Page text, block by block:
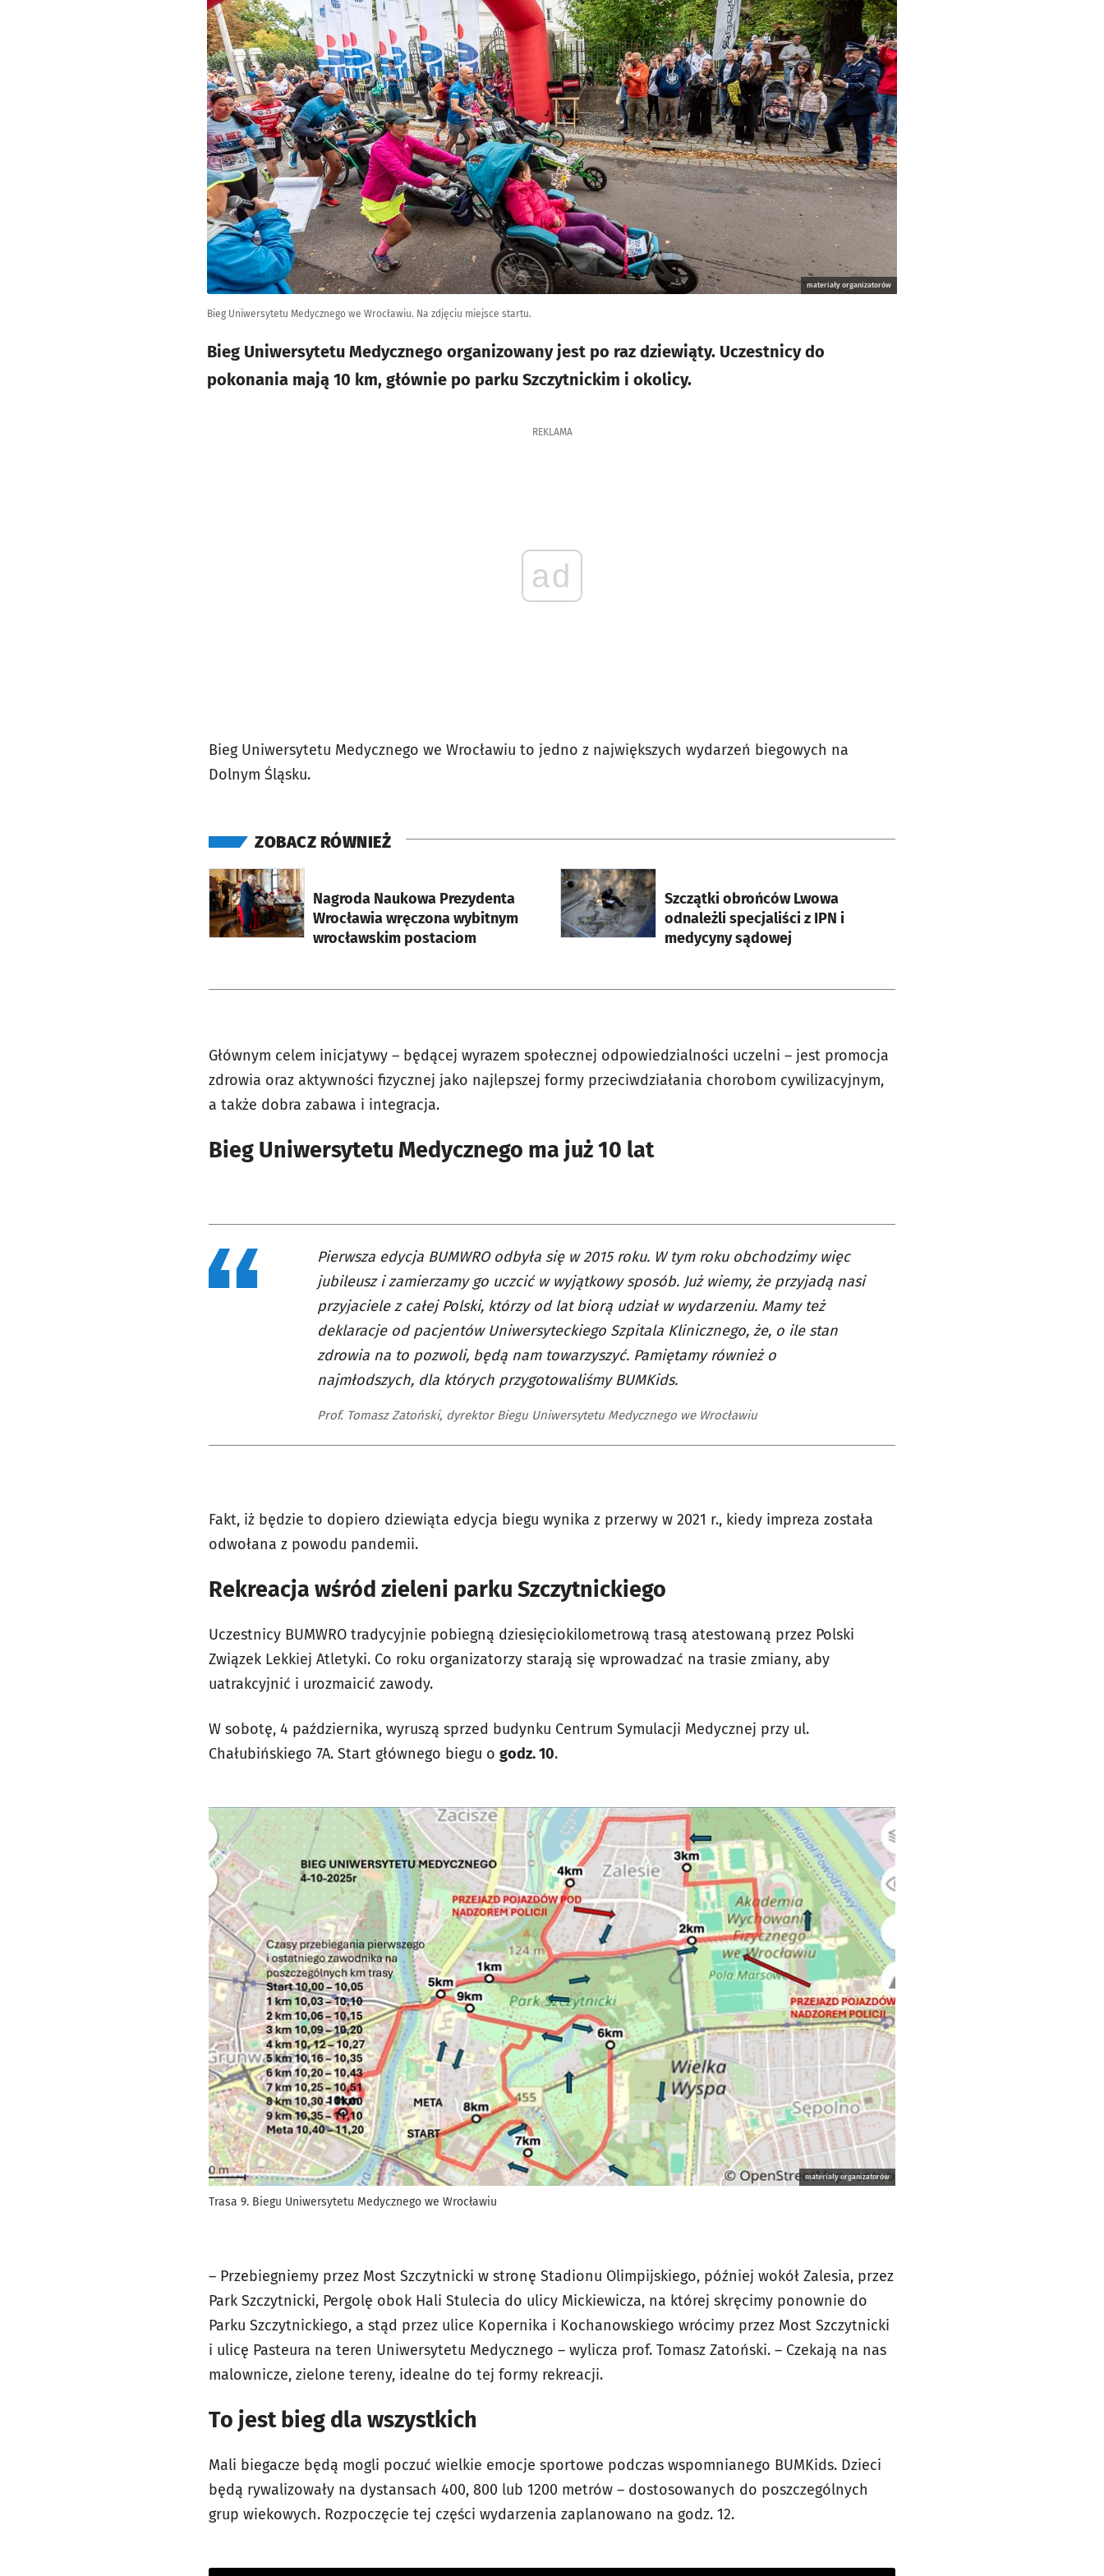
materiały organizatorów
Bieg Uniwersytetu Medycznego we Wrocławiu. Na zdjęciu miejsce startu.
Bieg Uniwersytetu Medycznego organizowany jest po raz dziewiąty. Uczestnicy do
pokonania mają 10 km, głównie po parku Szczytnickim i okolicy.
REKLAMA
ad
Bieg Uniwersytetu Medycznego we Wrocławiu to jedno z największych wydarzeń biegowych na
Dolnym Śląsku.
ZOBACZ RÓWNIEŻ
Nagroda Naukowa Prezydenta
Wrocławia wręczona wybitnym
wrocławskim postaciom
otworzy się w nowej karcie
Szczątki obrońców Lwowa
odnależli specjaliści z IPN i
medycyny sądowej
otworzy się w nowej karcie
Głównym celem inicjatywy – będącej wyrazem społecznej odpowiedzialności uczelni – jest promocja
zdrowia oraz aktywności fizycznej jako najlepszej formy przeciwdziałania chorobom cywilizacyjnym,
a także dobra zabawa i integracja.
Bieg Uniwersytetu Medycznego ma już 10 lat
Pierwsza edycja BUMWRO odbyła się w 2015 roku. W tym roku obchodzimy więc
jubileusz i zamierzamy go uczcić w wyjątkowy sposób. Już wiemy, że przyjadą nasi
przyjaciele z całej Polski, którzy od lat biorą udział w wydarzeniu. Mamy też
deklaracje od pacjentów Uniwersyteckiego Szpitala Klinicznego, że, o ile stan
zdrowia na to pozwoli, będą nam towarzyszyć. Pamiętamy również o
najmłodszych, dla których przygotowaliśmy BUMKids.
Prof. Tomasz Zatoński, dyrektor Biegu Uniwersytetu Medycznego we Wrocławiu
Fakt, iż będzie to dopiero dziewiąta edycja biegu wynika z przerwy w 2021 r., kiedy impreza została
odwołana z powodu pandemii.
Rekreacja wśród zieleni parku Szczytnickiego
Uczestnicy BUMWRO tradycyjnie pobiegną dziesięciokilometrową trasą atestowaną przez Polski
Związek Lekkiej Atletyki. Co roku organizatorzy starają się wprowadzać na trasie zmiany, aby
uatrakcyjnić i urozmaicić zawody.
W sobotę, 4 października, wyruszą sprzed budynku Centrum Symulacji Medycznej przy ul.
Chałubińskiego 7A. Start głównego biegu o godz. 10.
materiały organizatorów
Trasa 9. Biegu Uniwersytetu Medycznego we Wrocławiu
– Przebiegniemy przez Most Szczytnicki w stronę Stadionu Olimpijskiego, później wokół Zalesia, przez
Park Szczytnicki, Pergolę obok Hali Stulecia do ulicy Mickiewicza, na której skręcimy ponownie do
Parku Szczytnickiego, a stąd przez ulice Kopernika i Kochanowskiego wrócimy przez Most Szczytnicki
i ulicę Pasteura na teren Uniwersytetu Medycznego – wylicza prof. Tomasz Zatoński. – Czekają na nas
malownicze, zielone tereny, idealne do tej formy rekreacji.
To jest bieg dla wszystkich
Mali biegacze będą mogli poczuć wielkie emocje sportowe podczas wspomnianego BUMKids. Dzieci
będą rywalizowały na dystansach 400, 800 lub 1200 metrów – dostosowanych do poszczególnych
grup wiekowych. Rozpoczęcie tej części wydarzenia zaplanowano na godz. 12.